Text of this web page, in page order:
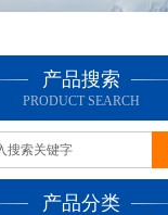
产品搜索
PRODUCT SEARCH
产品分类